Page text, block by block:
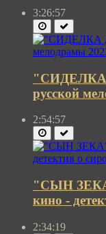
3:26:57
"СИДЕЛКА
русской
2:54:57
"СЫН ЗЕКА"
кино -
2:34:19